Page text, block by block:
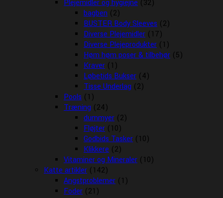
Plejemidler og hygiejne (32)
bagben (2)
BUSTER Body Sleeves (2)
Diverse Plejemidler (17)
Diverse Plejeprodukter (1)
Høm høm poser & tilbehør (5)
Kraver (1)
Løbetids Bukser (4)
Tisse Underlag (2)
Pools (1)
Træning (24)
dummyer (2)
Fløjter (10)
Godbids Tasker (10)
Klikkere (2)
Vitaminer og Mineraler (10)
Katte artikler (142)
Angstproblemer (1)
Foder (21)